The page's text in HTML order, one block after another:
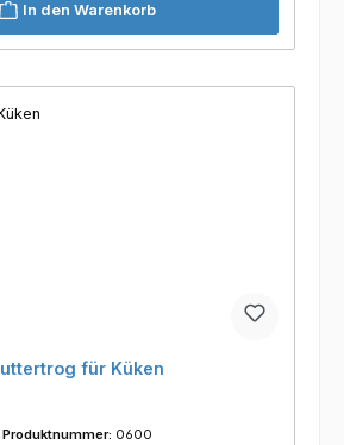
In den Warenkorb
für Küken
Produktnummer: 0600